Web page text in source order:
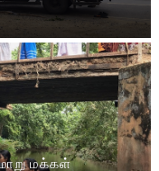
மக்கள்